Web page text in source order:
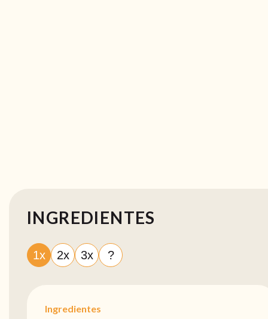
INGREDIENTES
1x 2x 3x ?
Ingredientes